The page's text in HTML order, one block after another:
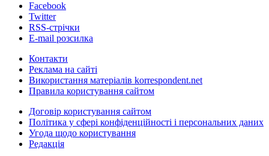
Facebook
Twitter
RSS-стрічки
E-mail розсилка
Контакти
Реклама на сайті
Використання матеріалів korrespondent.net
Правила користування сайтом
Договір користування сайтом
Політика у сфері конфіденційності і персональних даних
Угода щодо користування
Редакція